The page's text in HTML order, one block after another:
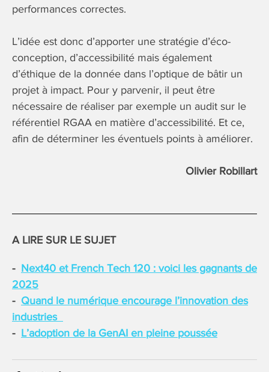
performances correctes.
L’idée est donc d’apporter une stratégie d’éco-
conception, d’accessibilité mais également
d’éthique de la donnée dans l’optique de bâtir un
projet à impact. Pour y parvenir, il peut être
nécessaire de réaliser par exemple un audit sur le
référentiel RGAA en matière d’accessibilité. Et ce,
afin de déterminer les éventuels points à améliorer.
Olivier Robillart
A LIRE SUR LE SUJET
Next40 et French Tech 120 : voici les gagnants de
2025
Quand le numérique encourage l’innovation des
industries
L’adoption de la GenAI en pleine poussée